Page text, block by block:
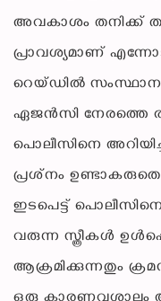
അവകാശം തനിക്ക്
പ്രാവശ്യമാണ്
റെയ്‌ഡിൽ സംസ്ഥാന
ഏജന്‍സി നേരത്തെ
പൊലീസിനെ
പ്രശ്‌നം
ഇടപെട്ട്
വരുന്ന സ്ത്രീകള്‍
ആക്രമിക്കുന്നതും